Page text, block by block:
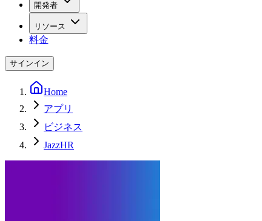
開発者
リソース
料金
サインイン
Home
アプリ
ビジネス
JazzHR